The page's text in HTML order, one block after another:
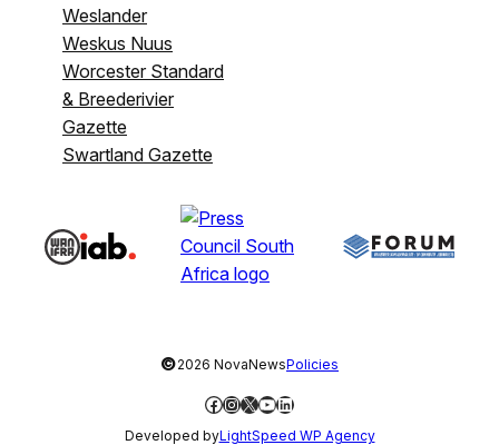
Weslander
Weskus Nuus
Worcester Standard
& Breederivier
Gazette
Swartland Gazette
©2026 NovaNewsPolicies
Facebook
Instagram
X YouTube
LinkedIn
Developed byLightSpeed WP Agency